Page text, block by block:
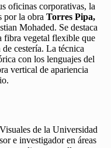
oficinas corporativas, la
por la obra Torres Pipa,
Mohaded. Se destaca
fibra vegetal flexible que
cestería. La técnica
con los lenguajes del
vertical de apariencia
de la Universidad
e investigador en áreas